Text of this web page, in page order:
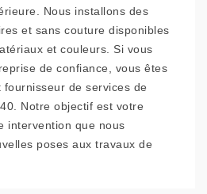
Nous installons des
et sans couture disponibles
et couleurs. Si vous
de confiance, vous êtes
de services de
Notre objectif est votre
intervention que nous
poses aux travaux de